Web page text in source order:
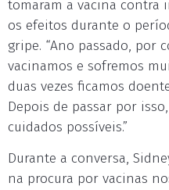
tomaram a vacina contra
os efeitos durante o
gripe. “Ano passado, por
vacinamos e sofremos
duas vezes ficamos
Depois de passar por
cuidados possíveis.”
Durante a conversa,
na procura por vacinas